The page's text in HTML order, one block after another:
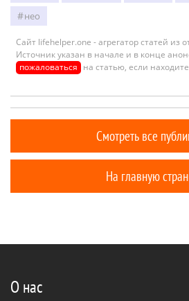
нео
Сайт lifehelper.one - агрегатор статей из
Источник указан в начале и в конце
пожаловаться на статью, если
Смотреть все
На главную
О нас